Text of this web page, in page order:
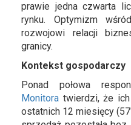
prawie jedna czwarta
rynku. Optymizm
rozwojowi relacji
granicy.
Kontekst gospodarczy
Ponad połowa
Monitora twierdzi, że
ostatnich 12 miesięcy